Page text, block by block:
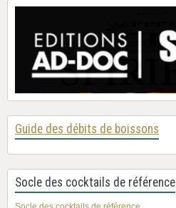
Guide des débits de boissons
Socle des cocktails de référence